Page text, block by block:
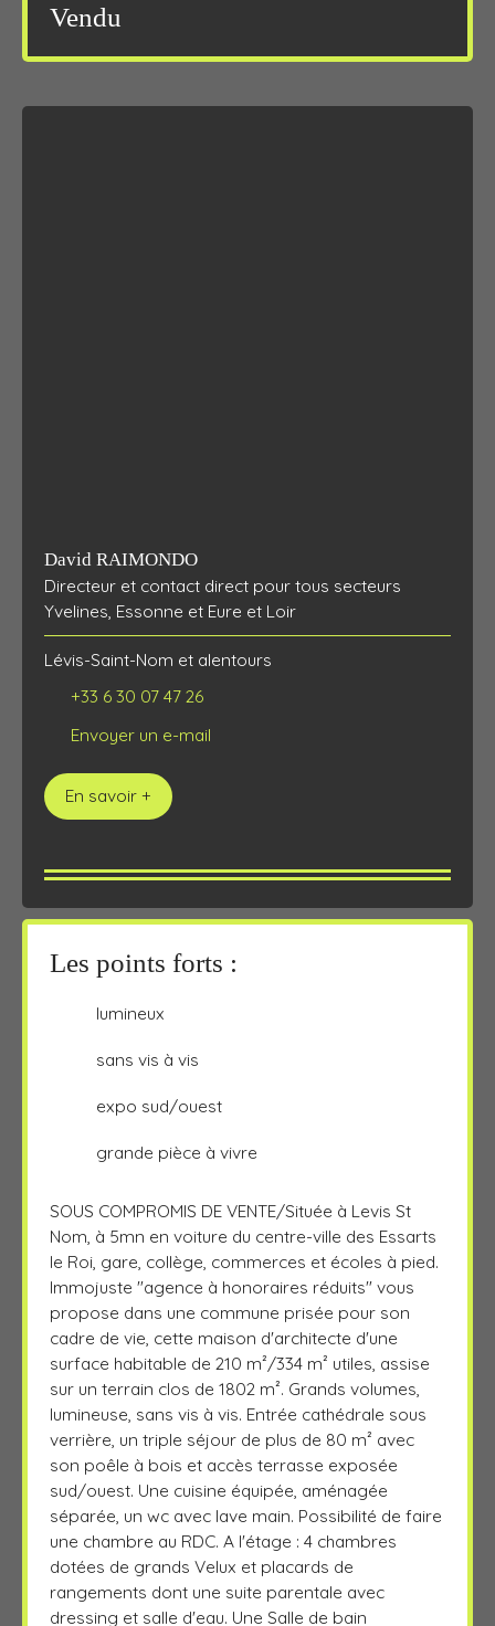
Vendu
David RAIMONDO
Directeur et contact direct pour tous secteurs
Yvelines, Essonne et Eure et Loir
Lévis-Saint-Nom et alentours
+33 6 30 07 47 26
Envoyer un e-mail
En savoir +
Les points forts :
lumineux
sans vis à vis
expo sud/ouest
grande pièce à vivre
SOUS COMPROMIS DE VENTE/Située à Levis St
Nom, à 5mn en voiture du centre-ville des Essarts
le Roi, gare, collège, commerces et écoles à pied.
Immojuste "agence à honoraires réduits" vous
propose dans une commune prisée pour son
cadre de vie, cette maison d'architecte d'une
surface habitable de 210 m²/334 m² utiles, assise
sur un terrain clos de 1802 m². Grands volumes,
lumineuse, sans vis à vis. Entrée cathédrale sous
verrière, un triple séjour de plus de 80 m² avec
son poêle à bois et accès terrasse exposée
sud/ouest. Une cuisine équipée, aménagée
séparée, un wc avec lave main. Possibilité de faire
une chambre au RDC. A l'étage : 4 chambres
dotées de grands Velux et placards de
rangements dont une suite parentale avec
dressing et salle d'eau. Une Salle de bain